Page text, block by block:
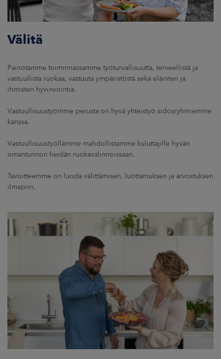
Välitä
Painotamme toiminnassamme työturvallisuutta, terveellistä ja
vastuullista ruokaa, vastuuta ympäristöstä sekä eläinten ja
ihmisten hyvinvointia.
Vastuullisuustyömme perusta on hyvä yhteistyö sidosryhmiemme
kanssa.
Vastuullisuustyöllämme mahdollistamme kuluttajille hyvän
omantunnon heidän ruokavalinnoissaan.
Tavoitteemme on luoda välittämisen, luottamuksen ja arvostuksen
ilmapiiri.